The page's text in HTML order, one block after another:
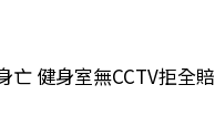
亡 健身室無CCTV拒全賠